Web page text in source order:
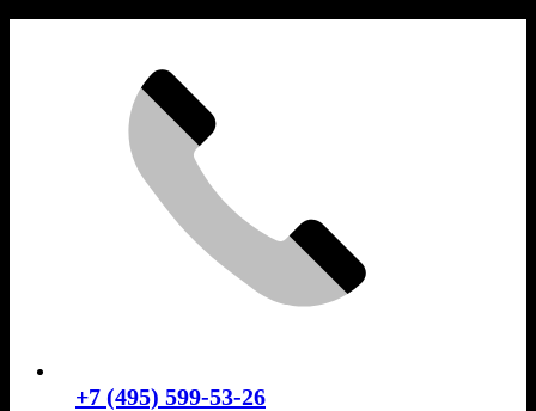
+7 (495) 599-53-26